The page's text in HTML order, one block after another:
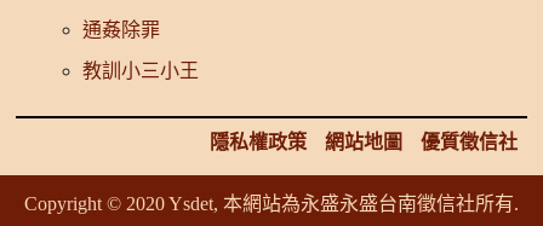
通姦除罪
教訓小三小王
優質徵信社
網站地圖
隱私權政策
Copyright © 2020 Ysdet, 本網站為永盛永盛台南徵信社所有.